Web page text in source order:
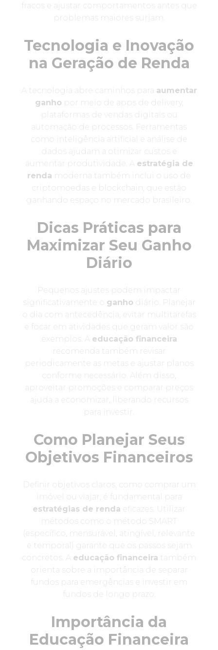
fracos e ajustar comportamentos antes que
problemas maiores surjam.
Tecnologia e Inovação
na Geração de Renda
A tecnologia abre caminhos para aumentar
ganho por meio de apps de delivery,
plataformas de vendas digitais ou
automação de processos. Ferramentas
como inteligência artificial e análise de
dados ajudam a otimizar custos e
aumentar produtividade. A estratégia de
renda moderna também inclui o uso de
criptomoedas e blockchain, que estão
ganhando espaço no mercado brasileiro.
Dicas Práticas para
Maximizar Seu Ganho
Diário
Pequenos ajustes podem impactar
significativamente o ganho diário. Planejar
o dia com antecedência, evitar multitarefas
e focar em atividades que geram valor são
exemplos. A educação financeira
recomenda também revisar
periodicamente as metas e ajustar planos
conforme necessário. Além disso,
aproveitar promoções e comparar preços
ajuda a economizar, liberando recursos
para investir.
Como Planejar Seus
Objetivos Financeiros
Definir objetivos claros, como comprar um
imóvel ou viajar, é fundamental para
estratégias de renda eficazes. Utilizar
métodos como o método SMART
(específico, mensurável, atingível, relevante
e temporal) garante que os passos sejam
concretos. A educação financeira também
orienta sobre a importância de separar
fundos para emergências e investir em
fundos de longo prazo.
Importância da
Educação Financeira